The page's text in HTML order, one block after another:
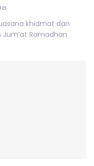
khidmat dan
Ramadhan